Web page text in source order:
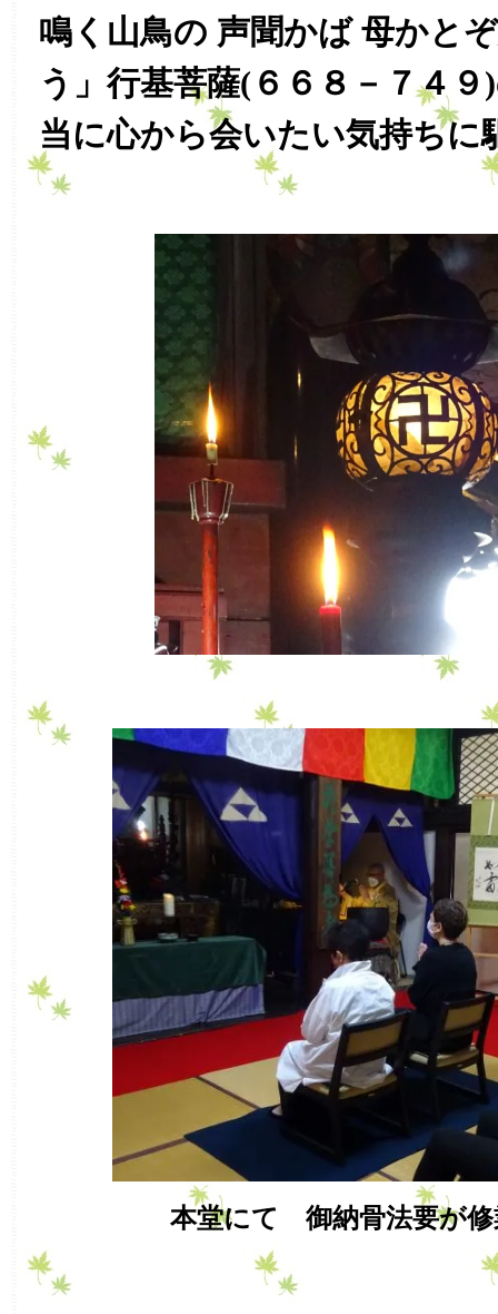
鳴く山鳥の 声聞かば 母かと
う」行基菩薩(６６８－７４
当に心から会いたい気持ちに
本堂にて 御納骨法要が修